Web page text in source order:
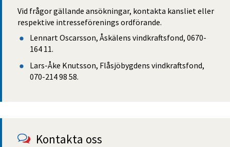
Vid frågor gällande ansökningar, kontakta kansliet eller
respektive intresseförenings ordförande.
Lennart Oscarsson, Åskälens vindkraftsfond, 0670-
164 11.
Lars-Åke Knutsson, Flåsjöbygdens vindkraftsfond,
070-214 98 58.
Kontakta oss